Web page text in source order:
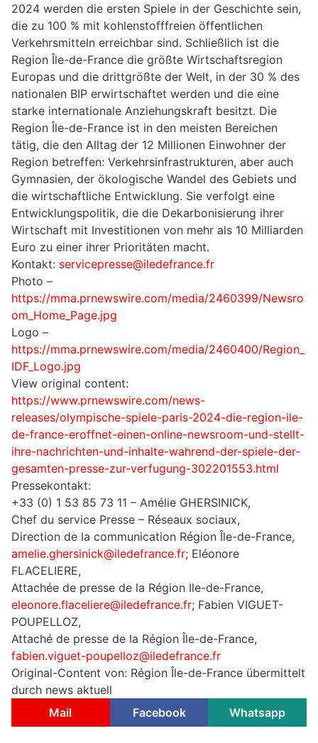
2024 werden die ersten Spiele in der Geschichte sein,
die zu 100 % mit kohlenstofffreien öffentlichen
Verkehrsmitteln erreichbar sind. Schließlich ist die
Region Île-de-France die größte Wirtschaftsregion
Europas und die drittgrößte der Welt, in der 30 % des
nationalen BIP erwirtschaftet werden und die eine
starke internationale Anziehungskraft besitzt. Die
Region Île-de-France ist in den meisten Bereichen
tätig, die den Alltag der 12 Millionen Einwohner der
Region betreffen: Verkehrsinfrastrukturen, aber auch
Gymnasien, der ökologische Wandel des Gebiets und
die wirtschaftliche Entwicklung. Sie verfolgt eine
Entwicklungspolitik, die die Dekarbonisierung ihrer
Wirtschaft mit Investitionen von mehr als 10 Milliarden
Euro zu einer ihrer Prioritäten macht.
Kontakt: servicepresse@iledefrance.fr
Photo –
https://mma.prnewswire.com/media/2460399/Newsro
om_Home_Page.jpg
Logo –
https://mma.prnewswire.com/media/2460400/Region_
IDF_Logo.jpg
View original content:
https://www.prnewswire.com/news-
releases/olympische-spiele-paris-2024-die-region-ile-
de-france-eroffnet-einen-online-newsroom-und-stellt-
ihre-nachrichten-und-inhalte-wahrend-der-spiele-der-
gesamten-presse-zur-verfugung-302201553.html
Pressekontakt:
+33 (0) 1 53 85 73 11 – Amélie GHERSINICK,
Chef du service Presse – Réseaux sociaux,
Direction de la communication Région Île-de-France,
amelie.ghersinick@iledefrance.fr; Eléonore
FLACELIERE,
Attachée de presse de la Région Ile-de-France,
eleonore.flaceliere@iledefrance.fr; Fabien VIGUET-
POUPELLOZ,
Attaché de presse de la Région Île-de-France,
fabien.viguet-poupelloz@iledefrance.fr
Original-Content von: Région Île-de-France übermittelt
durch news aktuell
Mail
Facebook Whatsapp